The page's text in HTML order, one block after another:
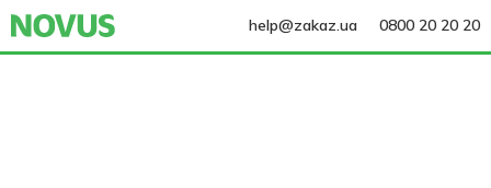
help@zakaz.ua 0800 20 20 20